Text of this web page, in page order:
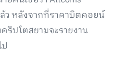
ล้ว หลังจากที่ราคาบิตคอยน์
ริปโตสยามจะรายงาน